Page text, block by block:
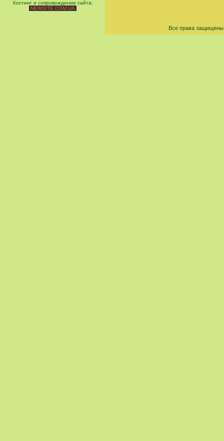
Хостинг и сопровождение сайта:
NEWSITE.COM.UA
Все права